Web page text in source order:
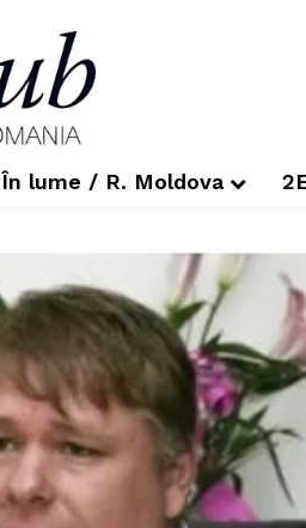
În lume / R. Moldova